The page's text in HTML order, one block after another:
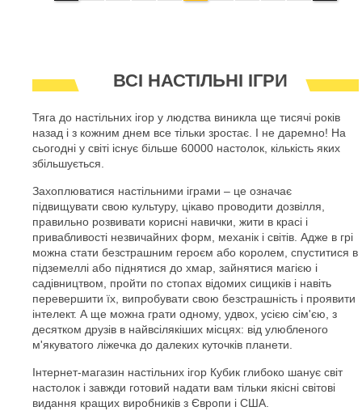
ВСІ НАСТІЛЬНІ ІГРИ
Тяга до настільних ігор у людства виникла ще тисячі років
назад і з кожним днем все тільки зростає. І не даремно! На
сьогодні у світі існує більше 60000 настолок, кількість яких
збільшується.
Захоплюватися настільними іграми – це означає
підвищувати свою культуру, цікаво проводити дозвілля,
правильно розвивати корисні навички, жити в красі і
привабливості незвичайних форм, механік і світів. Адже в грі
можна стати безстрашним героєм або королем, спуститися в
підземеллі або піднятися до хмар, зайнятися магією і
садівництвом, пройти по стопах відомих сищиків і навіть
перевершити їх, випробувати свою безстрашність і проявити
інтелект. А ще можна грати одному, удвох, усією сім'єю, з
десятком друзів в найвсілякіших місцях: від улюбленого
м'якуватого ліжечка до далеких куточків планети.
Інтернет-магазин настільних ігор Кубик глибоко шанує світ
настолок і завжди готовий надати вам тільки якісні світові
видання кращих виробників з Європи і США.